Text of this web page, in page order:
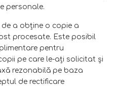
personale.
a obţine o copie a
procesate. Este posibil
pentru
pe care le-aţi solicitat şi
rezonabilă pe baza
de rectificare